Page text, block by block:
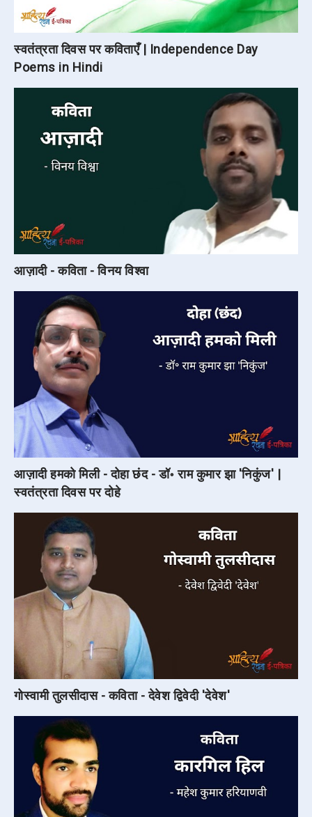
स्वतंत्रता दिवस पर कविताएँ | Independence Day
Poems in Hindi
आज़ादी - कविता - विनय विश्वा
आज़ादी हमको मिली - दोहा छंद - डॉ॰ राम कुमार झा 'निकुंज' |
स्वतंत्रता दिवस पर दोहे
गोस्वामी तुलसीदास - कविता - देवेश द्विवेदी 'देवेश'